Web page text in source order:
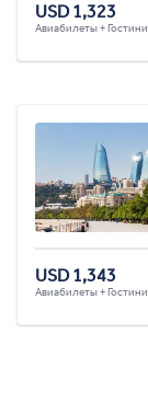
USD 1,323
Авиабилеты +
USD 1,343
Авиабилеты +